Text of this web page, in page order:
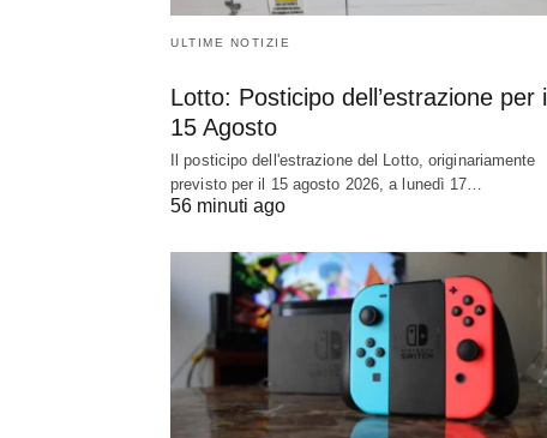
ULTIME NOTIZIE
Lotto: Posticipo dell’estrazione per il
15 Agosto
Il posticipo dell'estrazione del Lotto, originariamente
previsto per il 15 agosto 2026, a lunedì 17…
56 minuti ago